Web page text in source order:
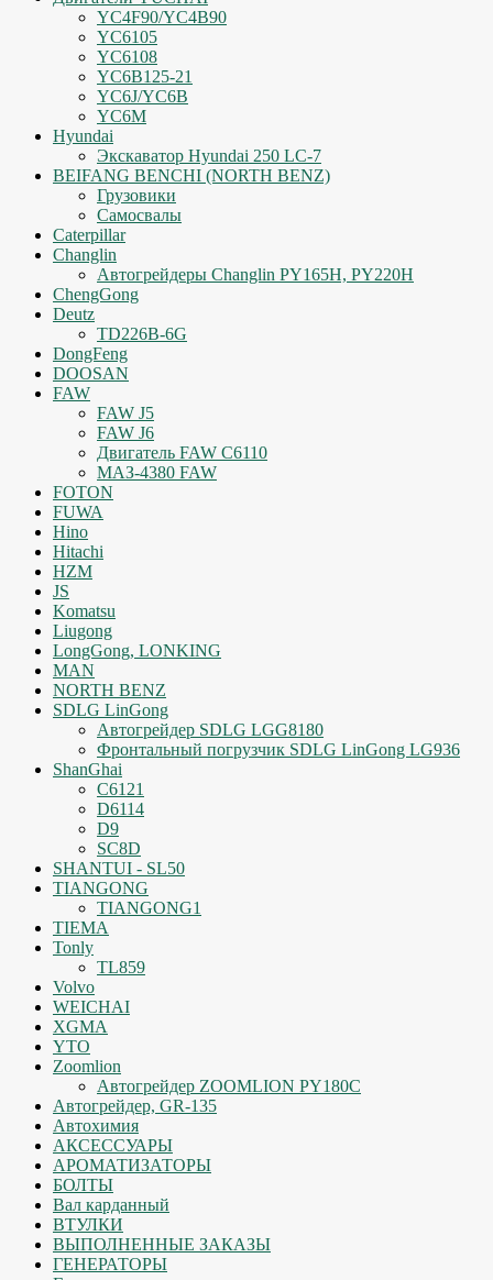
YC4F90/YC4B90
YC6105
YC6108
YC6B125-21
YC6J/YC6B
YC6M
Hyundai
Экскаватор Hyundai 250 LC-7
BEIFANG BENCHI (NORTH BENZ)
Грузовики
Самосвалы
Caterpillar
Changlin
Автогрейдеры Changlin PY165H, PY220H
ChengGong
Deutz
TD226B-6G
DongFeng
DOOSAN
FAW
FAW J5
FAW J6
Двигатель FAW C6110
МАЗ-4380 FAW
FOTON
FUWA
Hino
Hitachi
HZM
JS
Komatsu
Liugong
LongGong, LONKING
MAN
NORTH BENZ
SDLG LinGong
Автогрейдер SDLG LGG8180
Фронтальный погрузчик SDLG LinGong LG936
ShanGhai
C6121
D6114
D9
SC8D
SHANTUI - SL50
TIANGONG
TIANGONG1
TIEMA
Tonly
TL859
Volvo
WEICHAI
XGMA
YTO
Zoomlion
Автогрейдер ZOOMLION PY180C
Автогрейдер, GR-135
Автохимия
АКСЕССУАРЫ
АРОМАТИЗАТОРЫ
БОЛТЫ
Вал карданный
ВТУЛКИ
ВЫПОЛНЕННЫЕ ЗАКАЗЫ
ГЕНЕРАТОРЫ